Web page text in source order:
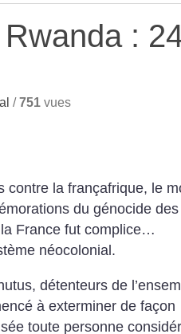
:
/751 vues
contre la françafrique, le
du génocide des
France fut complice…
néocolonial.
détenteurs de
à exterminer de façon
toute personne